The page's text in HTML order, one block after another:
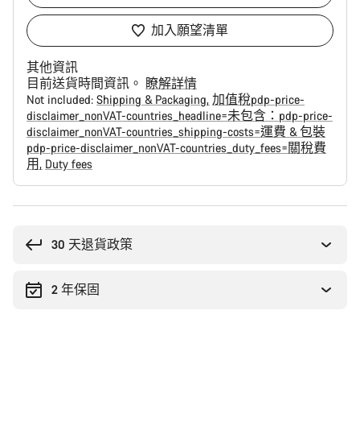
加入願望清單
其他資訊
目前送貨時間資訊。 瞭解詳情
Not included: Shipping & Packaging 加值稅pdp-price-
disclaimer_nonVAT-countries_headline=未包含：pdp-price-
disclaimer_nonVAT-countries_shipping-costs=運費 & 包裝
pdp-price-disclaimer_nonVAT-countries_duty_fees=關稅費
用 Duty fees
30 天退貨政策
2 年保固